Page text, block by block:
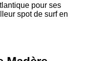
pour ses
spot de surf en